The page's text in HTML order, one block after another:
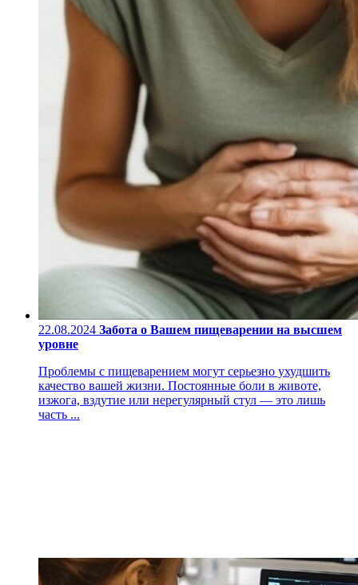
22.08.2024 Забота о Вашем пищеварении на высшем
уровне
Проблемы с пищеварением могут серьезно ухудшить
качество вашей жизни. Постоянные боли в животе,
изжога, вздутие или нерегулярный стул — это лишь
часть ...